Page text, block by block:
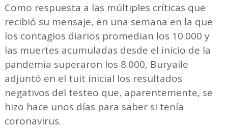
Como respuesta a las múltiples críticas que
recibió su mensaje, en una semana en la que
los contagios diarios promedian los 10.000 y
las muertes acumuladas desde el inicio de la
pandemia superaron los 8.000, Buryaile
adjuntó en el tuit inicial los resultados
negativos del testeo que, aparentemente, se
hizo hace unos días para saber si tenía
coronavirus.